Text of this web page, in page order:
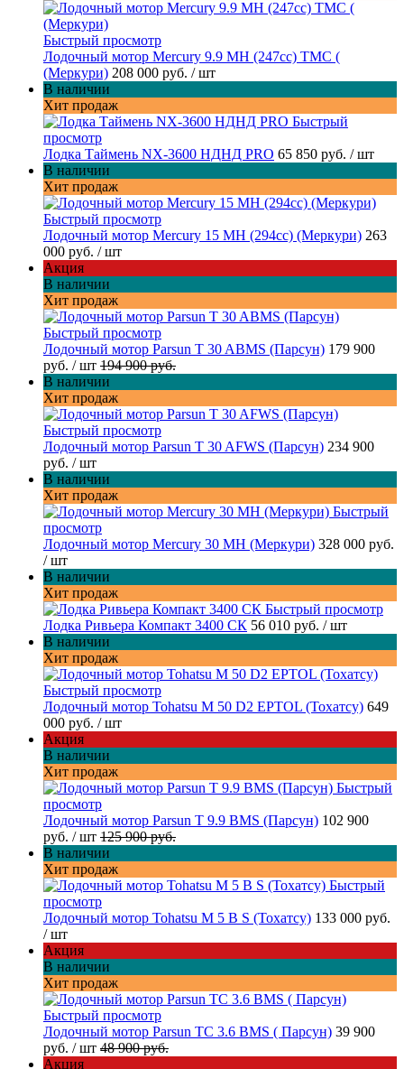
Быстрый просмотр
Лодочный мотор Mercury 9.9 МН (247cc) TMC (
(Меркури) 208 000 руб. / шт
В наличии
Хит продаж
Быстрый
просмотр
Лодка Таймень NX-3600 НДНД PRO 65 850 руб. / шт
В наличии
Хит продаж
Быстрый просмотр
Лодочный мотор Mercury 15 MH (294cc) (Меркури) 263
000 руб. / шт
Акция
В наличии
Хит продаж
Быстрый просмотр
Лодочный мотор Parsun T 30 ABMS (Парсун) 179 900
руб. / шт 194 900 руб.
В наличии
Хит продаж
Быстрый просмотр
Лодочный мотор Parsun T 30 AFWS (Парсун) 234 900
руб. / шт
В наличии
Хит продаж
Быстрый
просмотр
Лодочный мотор Mercury 30 MH (Меркури) 328 000 руб.
/ шт
В наличии
Хит продаж
Быстрый просмотр
Лодка Ривьера Компакт 3400 СК 56 010 руб. / шт
В наличии
Хит продаж
Быстрый просмотр
Лодочный мотор Tohatsu M 50 D2 EPTOL (Тохатсу) 649
000 руб. / шт
Акция
В наличии
Хит продаж
Быстрый
просмотр
Лодочный мотор Parsun T 9.9 BMS (Парсун) 102 900
руб. / шт 125 900 руб.
В наличии
Хит продаж
Быстрый
просмотр
Лодочный мотор Tohatsu M 5 B S (Тохатсу) 133 000 руб.
/ шт
Акция
В наличии
Хит продаж
Быстрый просмотр
Лодочный мотор Parsun TC 3.6 BMS ( Парсун) 39 900
руб. / шт 48 900 руб.
Акция